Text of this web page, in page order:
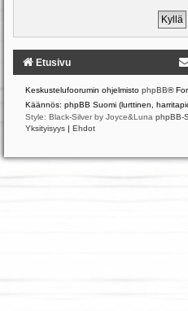
Etusivu
Keskustelufoorumin ohjelmisto phpBB®
Käännös: phpBB Suomi (lurttinen,
Style: Black-Silver by Joyce&Luna phpBB-
Yksityisyys | Ehdot